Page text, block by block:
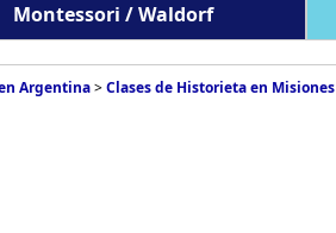
Montessori / Waldorf
Argentina>Clases de Historieta en Misiones